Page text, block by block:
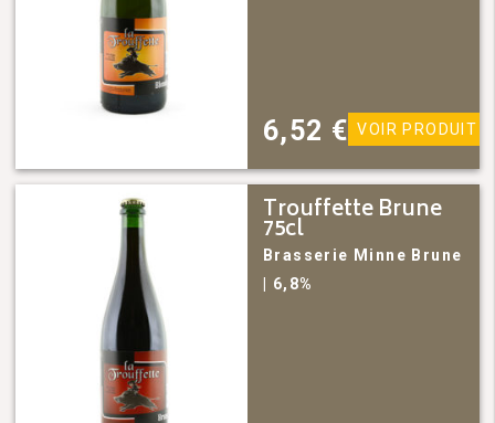
6,52 € VOIR PRODUIT
Trouffette Brune
75cl
Brasserie Minne Brune
| 6,8%